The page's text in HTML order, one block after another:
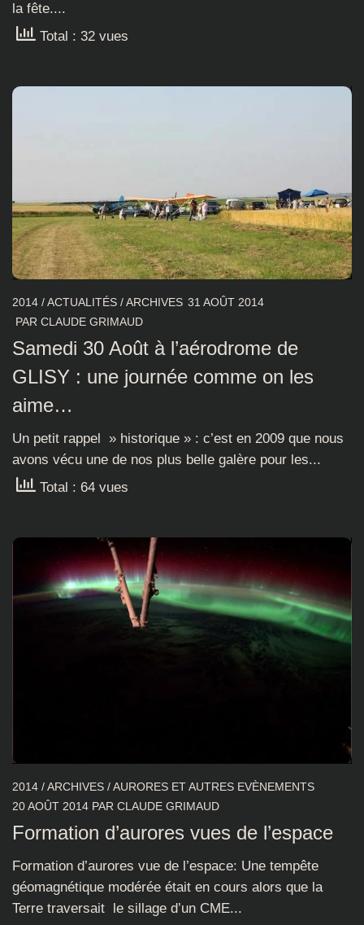
la fête....
Total : 32 vues
2014 /ACTUALITÉS /ARCHIVES 31 AOÛT 2014
PAR CLAUDE GRIMAUD
Samedi 30 Août à l’aérodrome de
GLISY : une journée comme on les
aime…
Un petit rappel » historique » : c’est en 2009 que nous
avons vécu une de nos plus belle galère pour les...
Total : 64 vues
2014 /ARCHIVES /AURORES ET AUTRES EVÈNEMENTS
20 AOÛT 2014 PAR CLAUDE GRIMAUD
Formation d’aurores vues de l’espace
Formation d’aurores vue de l’espace: Une tempête
géomagnétique modérée était en cours alors que la
Terre traversait le sillage d’un CME...